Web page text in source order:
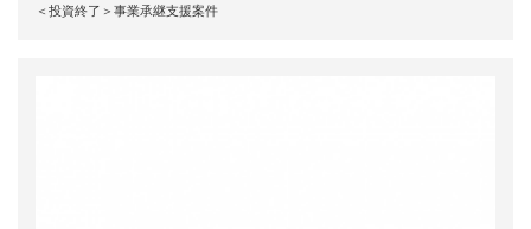
＜投資終了＞事業承継支援案件